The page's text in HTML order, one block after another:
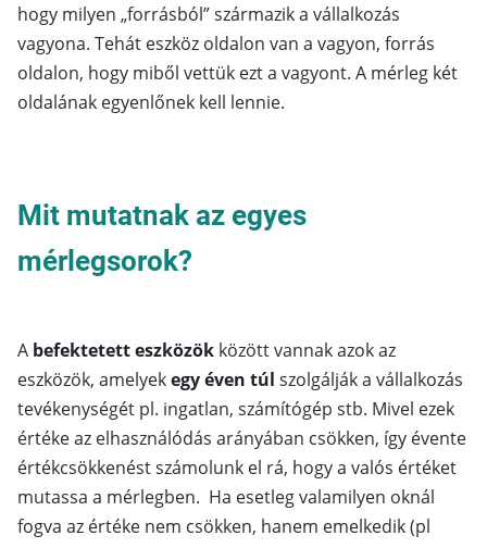
hogy milyen „forrásból” származik a vállalkozás
vagyona. Tehát eszköz oldalon van a vagyon, forrás
oldalon, hogy miből vettük ezt a vagyont. A mérleg két
oldalának egyenlőnek kell lennie.
Mit mutatnak az egyes
mérlegsorok?
A befektetett eszközök között vannak azok az
eszközök, amelyekegyéven túl szolgálják a vállalkozás
tevékenységét pl. ingatlan, számítógép stb. Mivel ezek
értéke az elhasználódás arányában csökken, így évente
értékcsökkenést számolunk el rá, hogy a valós értéket
mutassa a mérlegben. Ha esetleg valamilyen oknál
fogva az értéke nem csökken, hanem emelkedik (pl